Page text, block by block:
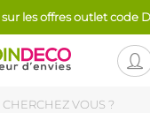
sur les offres outlet code